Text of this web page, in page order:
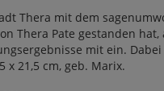
Thera mit dem
Thera Pate gestanden
mit ein.
x 21,5 cm, geb. Marix.